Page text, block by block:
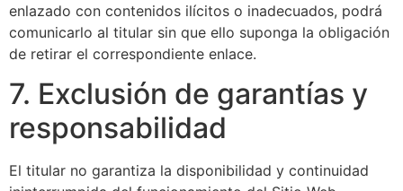
enlazado con contenidos ilícitos o inadecuados, podrá
comunicarlo al titular sin que ello suponga la obligación
de retirar el correspondiente enlace.
7. Exclusión de garantías y
responsabilidad
El titular no garantiza la disponibilidad y continuidad